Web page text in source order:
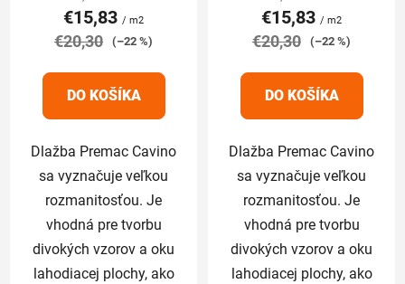
je
5,0
5
hviezdičiek.
€15,83 / m2
€20,30 (–22 %)
DO KOŠÍKA
Dlažba Premac Cavino
sa vyznačuje veľkou
rozmanitosťou. Je
vhodná pre tvorbu
divokých vzorov a oku
lahodiacej plochy, ako
je
5,0
5
hviezdičiek.
€15,83 / m2
€20,30 (–22 %)
DO KOŠÍKA
Dlažba Premac Cavino
sa vyznačuje veľkou
rozmanitosťou. Je
vhodná pre tvorbu
divokých vzorov a oku
lahodiacej plochy, ako